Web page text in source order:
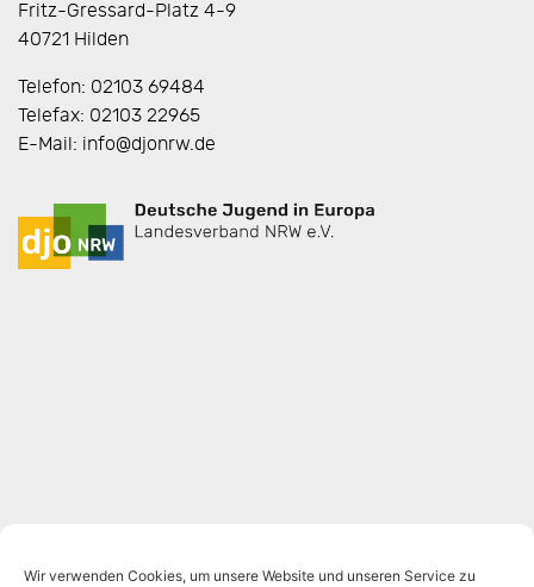
Wir verwenden Cookies, um unsere Website und unseren Service zu
Fritz-Gressard-Platz 4-9
40721 Hilden
Telefon: 02103 69484
Telefax: 02103 22965
E-Mail: info@djonrw.de